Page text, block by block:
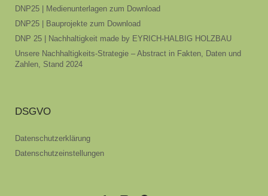
DNP25 | Medienunterlagen zum Download
DNP25 | Bauprojekte zum Download
DNP 25 | Nachhaltigkeit made by EYRICH-HALBIG HOLZBAU
Unsere Nachhaltigkeits-Strategie – Abstract in Fakten, Daten und
Zahlen, Stand 2024
DSGVO
Datenschutzerklärung
Datenschutzeinstellungen